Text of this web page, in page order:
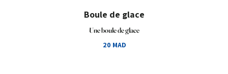
Boule de glace
Une boule de glace
20 MAD